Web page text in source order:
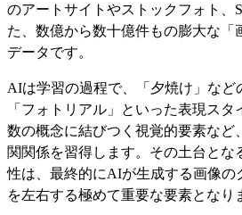
のアートサイトやストックフォト、
た、数億から数十億件もの膨大な「
データです。
AIは学習の過程で、「夕焼け」など
「フォトリアル」といった表現ス
数の概念に結びつく視覚的要素など
関関係を習得します。その土台とな
性は、最終的にAIが生成する画像の
を左右する極めて重要な要素となり